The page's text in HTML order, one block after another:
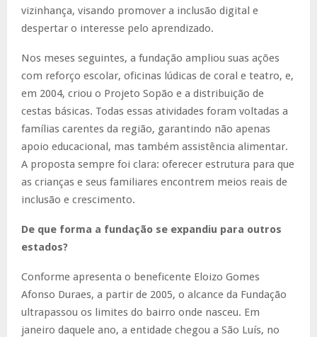
vizinhança, visando promover a inclusão digital e
despertar o interesse pelo aprendizado.
Nos meses seguintes, a fundação ampliou suas ações
com reforço escolar, oficinas lúdicas de coral e teatro, e,
em 2004, criou o Projeto Sopão e a distribuição de
cestas básicas. Todas essas atividades foram voltadas a
famílias carentes da região, garantindo não apenas
apoio educacional, mas também assistência alimentar.
A proposta sempre foi clara: oferecer estrutura para que
as crianças e seus familiares encontrem meios reais de
inclusão e crescimento.
De que forma a fundação se expandiu para outros
estados?
Conforme apresenta o beneficente Eloizo Gomes
Afonso Duraes, a partir de 2005, o alcance da Fundação
ultrapassou os limites do bairro onde nasceu. Em
janeiro daquele ano, a entidade chegou a São Luís, no